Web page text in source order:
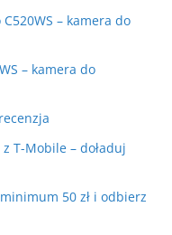
– kamera do
– kamera do
T-Mobile – doładuj
50 zł i odbierz